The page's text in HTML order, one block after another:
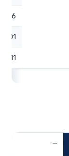
0.06
0.01
0.11
—